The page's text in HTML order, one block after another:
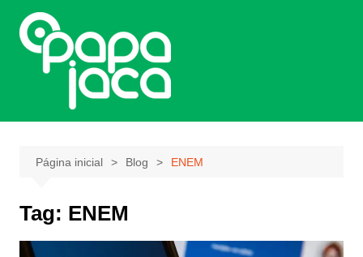
para
conteúdo
Página inicial Blog ENEM
Tag: ENEM